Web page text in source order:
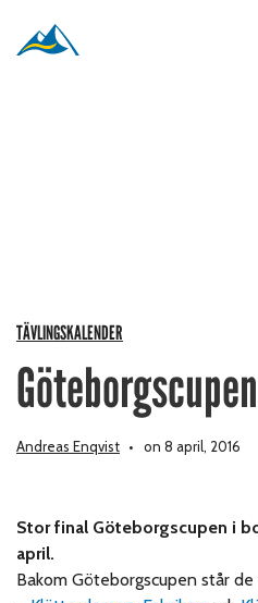
TÄVLINGSKALENDER
Andreas Enqvist on 8 april, 2016
Stor final Göteborgscupen i
april.
Bakom Göteborgscupen står